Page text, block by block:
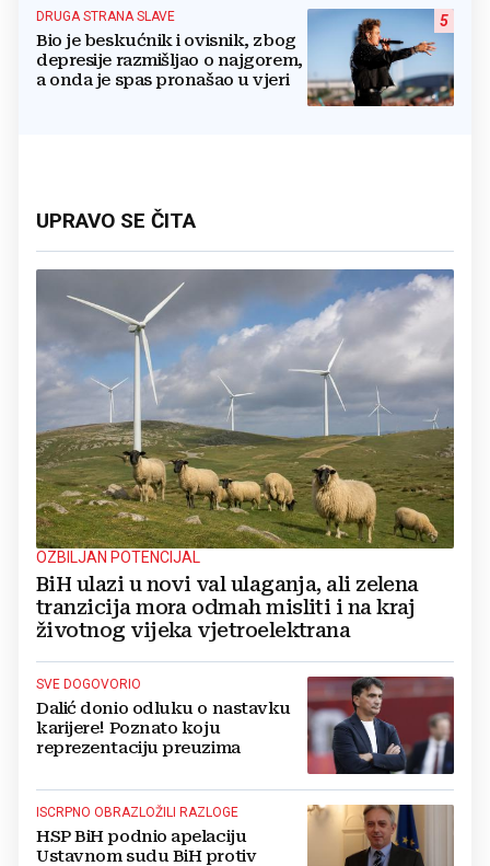
5
DRUGA STRANA SLAVE
Bio je beskućnik i ovisnik, zbog
depresije razmišljao o najgorem,
a onda je spas pronašao u vjeri
UPRAVO SE ČITA
OZBILJAN POTENCIJAL
BiH ulazi u novi val ulaganja, ali zelena
tranzicija mora odmah misliti i na kraj
životnog vijeka vjetroelektrana
SVE DOGOVORIO
Dalić donio odluku o nastavku
karijere! Poznato koju
reprezentaciju preuzima
ISCRPNO OBRAZLOŽILI RAZLOGE
HSP BiH podnio apelaciju
Ustavnom sudu BiH protiv